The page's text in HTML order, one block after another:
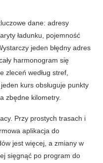
dane: adresy
ładunku, pojemność
jeden błędny adres
harmonogram się
zleceń według stref,
kurs obsługuje punkty
zbędne kilometry.
Przy prostych trasach i
aplikacja do
jest więcej, a zmiany w
sięgnąć po program do